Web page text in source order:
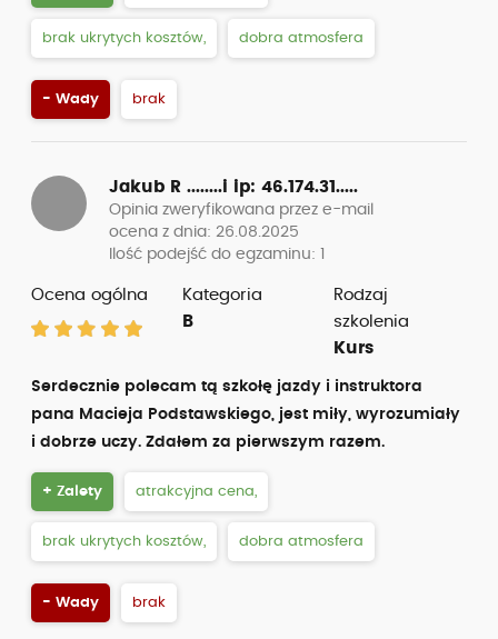
brak ukrytych kosztów, dobra atmosfera
- Wady brak
Jakub R ........i ip: 46.174.31.....
Opinia zweryfikowana przez e-mail
ocena z dnia: 26.08.2025
Ilość podejść do egzaminu: 1
Ocena ogólna
Kategoria
B
Rodzaj
szkolenia
Kurs
Serdecznie polecam tą szkołę jazdy i instruktora
pana Macieja Podstawskiego, jest miły, wyrozumiały
i dobrze uczy. Zdałem za pierwszym razem.
+ Zalety atrakcyjna cena,
brak ukrytych kosztów, dobra atmosfera
- Wady brak